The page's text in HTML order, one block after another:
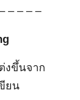
– – – –
งขึ้นจาก
ยน